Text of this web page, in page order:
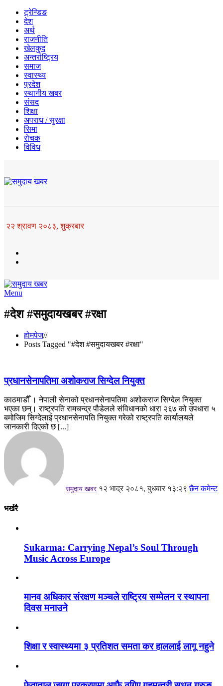
ट्रेन्डिङ
देश
अर्थ
राजनीति
खेलकुद
अन्तर्राष्ट्रिय
समाज
स्वास्थ्य
प्रदेश
स्थानीय खबर
संसद
शिक्षा
अपराध / सुरक्षा
सिमा
रोचक
विविध
२२ श्रावण २०८३, शुक्रबार
Menu
#देश #समुदायखबर #रक्षा
होमपेज//
Posts Tagged "#देश #समुदायखबर #रक्षा"
प्रधानसेनापतिमा अशोकराज सिग्देल नियुक्त
काठमाडौँ । नेपाली सेनाको प्रधानसेनापतिमा अशोकराज सिग्देल नियुक्त
भएका छन्। राष्ट्रपति रामचन्द्र पौडेलले संविधानको धारा २६७ को उपधारा ५
बमोजिम सिग्देलाई प्रधानसेनापति नियुक्त गरेको राष्ट्रपति कार्यालयले
जानकारी दिएको छ [...]
समुदाय खबर १२ भाद्र २०८१, बुधबार १३:२९छैन कमेन्ट
भर्खरै
Sukarma: Carrying Nepal’s Soul Through
Music Across Europe
मानव अधिकार संरक्षण मञ्चले राष्ट्रिय सम्मेलन र स्थापना
दिवस मनाउने
शिक्षा र स्वास्थ्यमा ३ प्रतिशत समता कर हाललाई लागू नहुने